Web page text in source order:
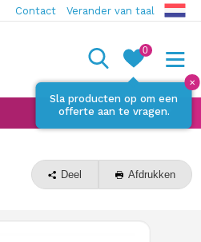
Contact Verander van taal
0
Sla producten op om een
offerte aan te vragen.
✕
Deel Afdrukken